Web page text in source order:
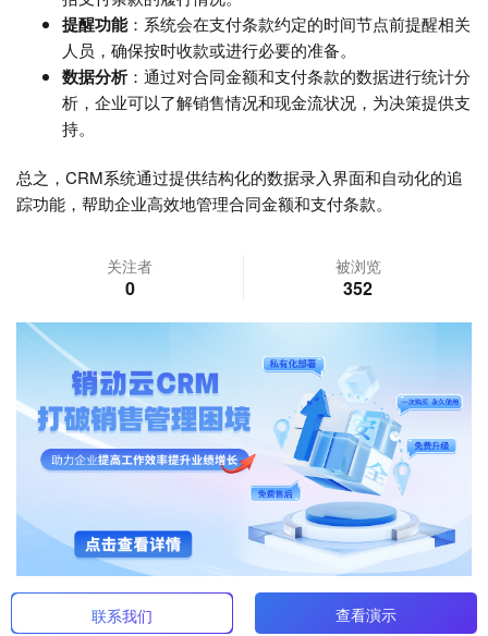
提醒功能：系统会在支付条款约定的时间节点前提醒相关
人员，确保按时收款或进行必要的准备。
数据分析：通过对合同金额和支付条款的数据进行统计分
析，企业可以了解销售情况和现金流状况，为决策提供支
持。
总之，CRM系统通过提供结构化的数据录入界面和自动化的追
踪功能，帮助企业高效地管理合同金额和支付条款。
关注者
0
被浏览
352
联系我们 查看演示